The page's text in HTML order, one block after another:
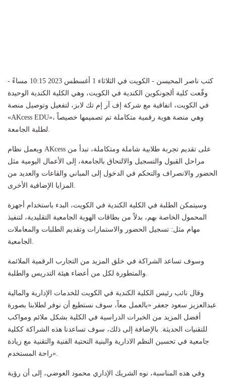
كتب ناصر المحيسن - الكويت في الثلاثاء 1 أغسطس 2023 10:15 مساءً -
وقّعت كلية ألجونكوين الكندية في الكويت، وهي الكلية الكندية الوحيدة
في الكويت، اتفاقية مع شركة إف آر إم تك لابز، لتفعيل وتوصيل منصة
«AKcess EDU»، وهي منصة هوية رقمية متكاملة تم تصميمها خصيصاً
لطلبة الجامعة.
ويعمل نظام AKcess على تقديم تجربة طلابية شاملة ومتكاملة، تبدأ من
مراحل القبول والتسجيل والالتحاق بالجامعة، إلى الأعمال اليومية مثل
الحضور والانصراف والتحكم في الدخول إلى المباني والقاعات والعديد من
المزايا الإضافية الأخرى.
وسيتمكن الطلبة في الكلية الكندية في الكويت، البدء باستخدام أجهزة
المحمول الخاصة بهم، بدلاً من بطاقات الهوية الجامعية التقليدية، لتنفيذ
مهام مثل: تسجيل الحضور والاستمارات وتقديم الطلبات والمعاملات
الجامعية.
وسوف تساعد الشراكة في خلق المزيد من التجارب الرقمية الملائمة
والمتطورة لكل من أعضاء هيئة التدريس والطلبة.
وقال نائب رئيس الكلية الكندية في الكويت للخدمات الإدارية والمالية
عبدالعزيز سعود جعفر «بالعمل معاً، سوف نستطيع أن نوفر لطلابنا بصورة
أفضل المزيد من الخبرات الدراسية في الكلية بشكل ملائم ومواكب
للتقنيات الحديثة. بالإضافة إلى ذلك، سوف تساعدنا هذه الشراكة ككلية
جامعية في تحسين النظم الادارية والبنية التحتية الفنية والتقنية مع زيادة
راحة المستخدم».
وفي هذه المناسبة، نوه الشريك الإداري محمود العوضي، إلى أن رؤية